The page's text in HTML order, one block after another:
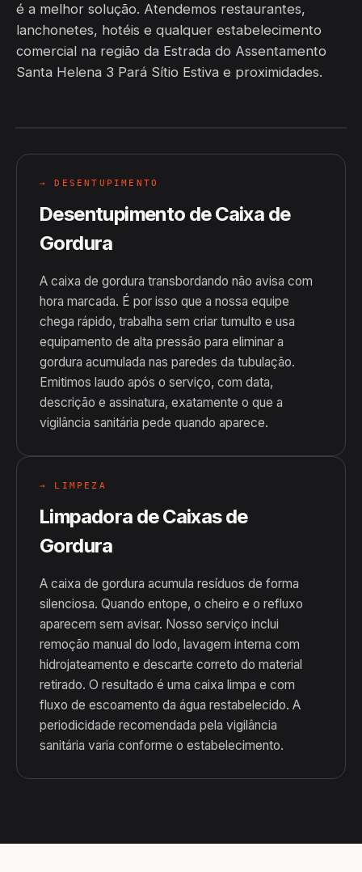
é a melhor solução. Atendemos restaurantes,
lanchonetes, hotéis e qualquer estabelecimento
comercial na região da Estrada do Assentamento
Santa Helena 3 Pará Sítio Estiva e proximidades.
→ DESENTUPIMENTO
Desentupimento de Caixa de
Gordura
A caixa de gordura transbordando não avisa com
hora marcada. É por isso que a nossa equipe
chega rápido, trabalha sem criar tumulto e usa
equipamento de alta pressão para eliminar a
gordura acumulada nas paredes da tubulação.
Emitimos laudo após o serviço, com data,
descrição e assinatura, exatamente o que a
vigilância sanitária pede quando aparece.
→ LIMPEZA
Limpadora de Caixas de
Gordura
A caixa de gordura acumula resíduos de forma
silenciosa. Quando entope, o cheiro e o refluxo
aparecem sem avisar. Nosso serviço inclui
remoção manual do lodo, lavagem interna com
hidrojateamento e descarte correto do material
retirado. O resultado é uma caixa limpa e com
fluxo de escoamento da água restabelecido. A
periodicidade recomendada pela vigilância
sanitária varia conforme o estabelecimento.